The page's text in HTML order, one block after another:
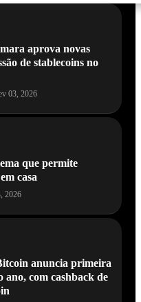
aprova novas
de stablecoins no
03, 2026
que permite
casa
2026
anuncia primeira
ano, com cashback de